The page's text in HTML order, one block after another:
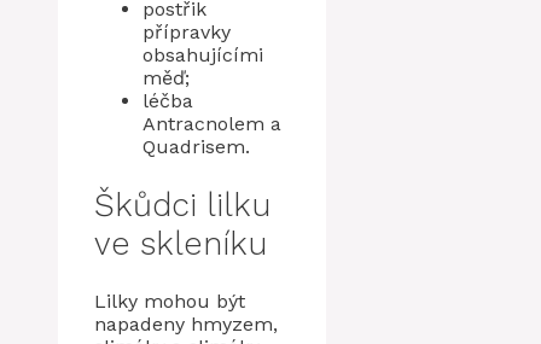
postřik
přípravky
obsahujícími
měď;
léčba
Antracnolem a
Quadrisem.
Škůdci lilku
ve skleníku
Lilky mohou být
napadeny hmyzem,